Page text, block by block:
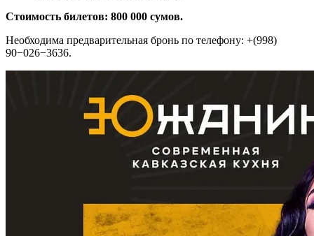
Стоимость билетов: 800 000 сумов.
Необходима предварительная бронь по телефону: +(998)
90−026−3636.